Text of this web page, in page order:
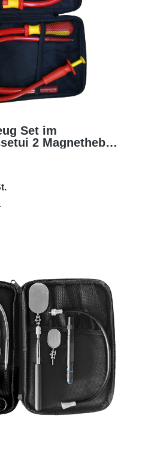
MEHR
Set im
2 Magnetheber,